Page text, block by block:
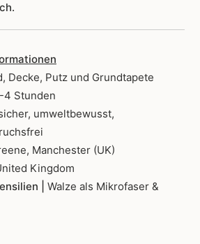
Decke, Putz und Grundtapete
4 Stunden
umweltbewusst,
Manchester (UK)
Kingdom
| Walze als Mikrofaser &